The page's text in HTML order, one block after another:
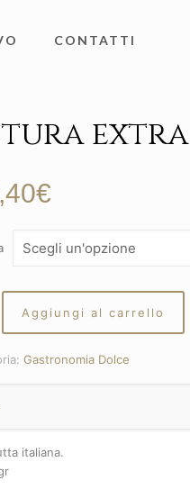
CONTATTI
extra
€
prezzo:
8,80€
a
13,40€
Aggiungi al carrello
Gastronomia Dolce
italiana.